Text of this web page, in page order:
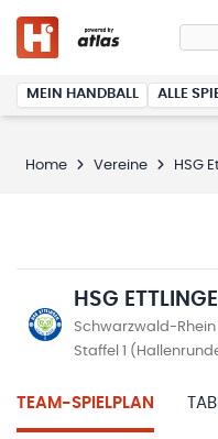
MEIN HANDBALL ALLE
Home Vereine HSG
HSG
Schwarzwald-
Staffel 1
TEAM-SPIELPLAN